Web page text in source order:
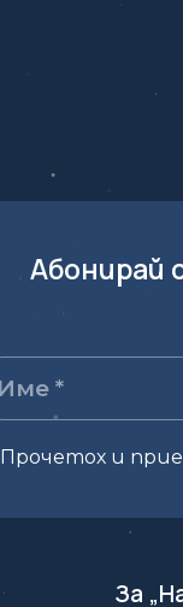
Абонирай
Прочетох и
За